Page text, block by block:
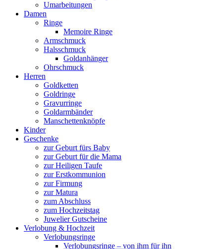
Umarbeitungen
Damen
Ringe
Memoire Ringe
Armschmuck
Halsschmuck
Goldanhänger
Ohrschmuck
Herren
Goldketten
Goldringe
Gravurringe
Goldarmbänder
Manschettenknöpfe
Kinder
Geschenke
zur Geburt fürs Baby
zur Geburt für die Mama
zur Heiligen Taufe
zur Erstkommunion
zur Firmung
zur Matura
zum Abschluss
zum Hochzeitstag
Juwelier Gutscheine
Verlobung & Hochzeit
Verlobungsringe
Verlobungsringe – von ihm für ihn